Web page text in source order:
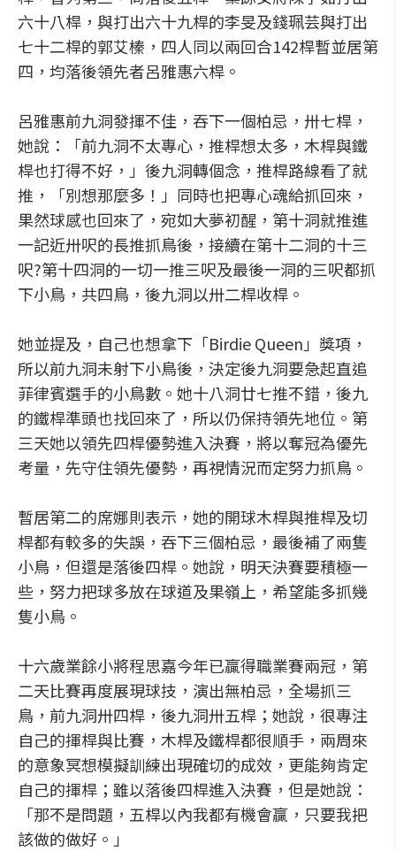
六十八桿，與打出六十九桿的李旻及錢珮芸與打出
七十二桿的郭艾榛，四人同以兩回合142桿暫並居第
四，均落後領先者呂雅惠六桿。
呂雅惠前九洞發揮不佳，吞下一個柏忌，卅七桿，
她說：「前九洞不太專心，推桿想太多，木桿與鐵
桿也打得不好，」後九洞轉個念，推桿路線看了就
推，「別想那麼多！」同時也把專心魂給抓回來，
果然球感也回來了，宛如大夢初醒，第十洞就推進
一記近卅呎的長推抓鳥後，接續在第十二洞的十三
呎?第十四洞的一切一推三呎及最後一洞的三呎都抓
下小鳥，共四鳥，後九洞以卅二桿收桿。
她並提及，自己也想拿下「Birdie Queen」獎項，
所以前九洞未射下小鳥後，決定後九洞要急起直追
菲律賓選手的小鳥數。她十八洞廿七推不錯，後九
的鐵桿準頭也找回來了，所以仍保持領先地位。第
三天她以領先四桿優勢進入決賽，將以奪冠為優先
考量，先守住領先優勢，再視情況而定努力抓鳥。
暫居第二的席娜則表示，她的開球木桿與推桿及切
桿都有較多的失誤，吞下三個柏忌，最後補了兩隻
小鳥，但還是落後四桿。她說，明天決賽要積極一
些，努力把球多放在球道及果嶺上，希望能多抓幾
隻小鳥。
十六歲業餘小將程思嘉今年已贏得職業賽兩冠，第
二天比賽再度展現球技，演出無柏忌，全場抓三
鳥，前九洞卅四桿，後九洞卅五桿；她說，很專注
自己的揮桿與比賽，木桿及鐵桿都很順手，兩周來
的意象冥想模擬訓練出現確切的成效，更能夠肯定
自己的揮桿；雖以落後四桿進入決賽，但是她說：
「那不是問題，五桿以內我都有機會贏，只要我把
該做的做好。」